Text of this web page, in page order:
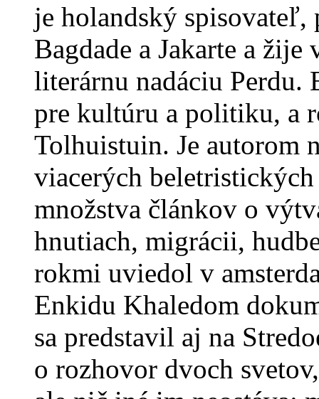
je holandský spisovateľ,
Bagdade a Jakarte a
literárnu nadáciu
pre kultúru a politiku, a
Tolhuistuin. Je autorom
viacerých
množstva článkov o
hnutiach, migrácii,
rokmi uviedol v
Enkidu Khaledom
sa predstavil aj na
o rozhovor dvoch